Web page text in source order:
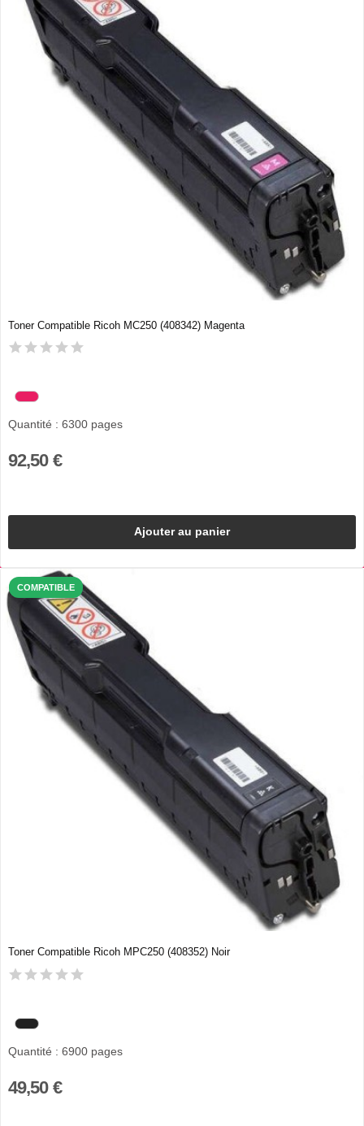
Toner Compatible Ricoh MC250 (408342) Magenta
Quantité : 6300 pages
92,50 €
Ajouter au panier
COMPATIBLE
Toner Compatible Ricoh MPC250 (408352) Noir
Quantité : 6900 pages
49,50 €